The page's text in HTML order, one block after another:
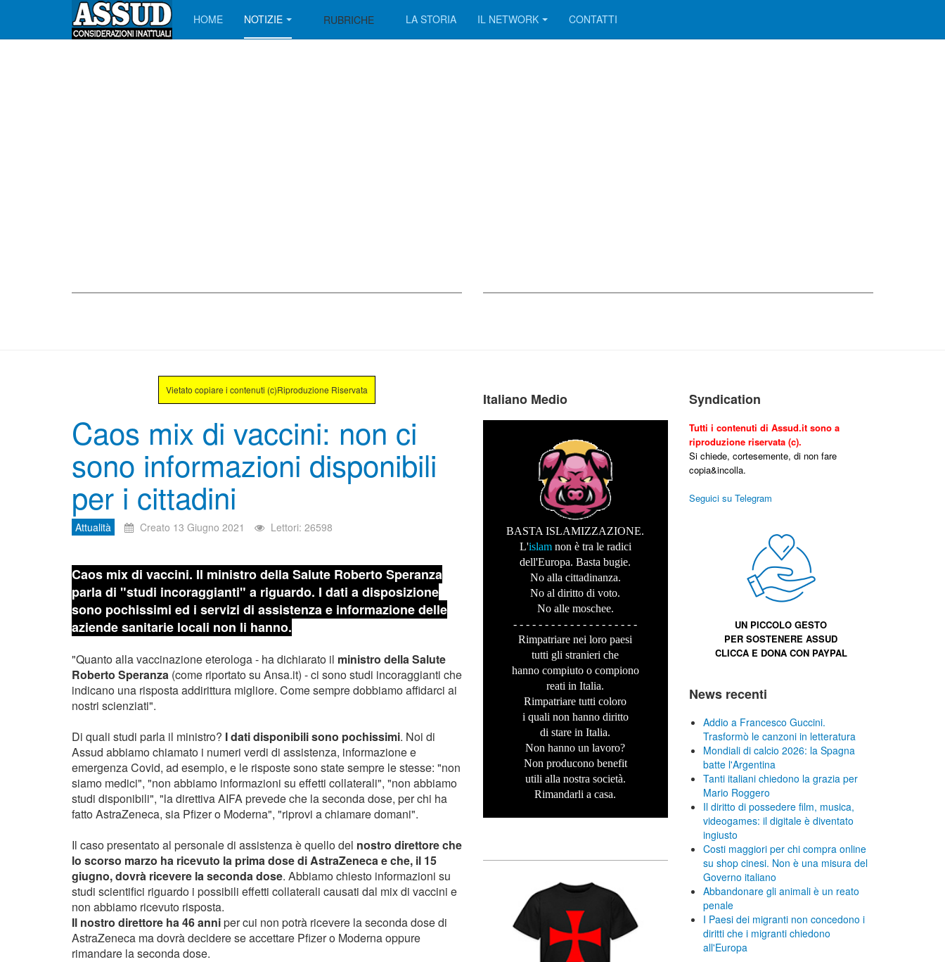
HOME NOTIZIE RUBRICHE LA STORIA IL NETWORK CONTATTI
Vietato copiare i contenuti (c)Riproduzione Riservata
Caos mix di vaccini: non ci
sono informazioni disponibili
per i cittadini
Attualità Creato 13 Giugno 2021 Lettori: 26598
Caos mix di vaccini. Il ministro della Salute Roberto Speranza
parla di "studi incoraggianti" a riguardo. I dati a disposizione
sono pochissimi ed i servizi di assistenza e informazione delle
aziende sanitarie locali non li hanno.
"Quanto alla vaccinazione eterologa - ha dichiarato il ministro della Salute
Roberto Speranza (come riportato su Ansa.it) - ci sono studi incoraggianti che
indicano una risposta addirittura migliore. Come sempre dobbiamo affidarci ai
nostri scienziati".
Di quali studi parla il ministro? I dati disponibili sono pochissimi. Noi di
Assud abbiamo chiamato i numeri verdi di assistenza, informazione e
emergenza Covid, ad esempio, e le risposte sono state sempre le stesse: "non
siamo medici", "non abbiamo informazioni su effetti collaterali", "non abbiamo
studi disponibili", "la direttiva AIFA prevede che la seconda dose, per chi ha
fatto AstraZeneca, sia Pfizer o Moderna", "riprovi a chiamare domani".
Il caso presentato al personale di assistenza è quello del nostro direttore che
lo scorso marzo ha ricevuto la prima dose di AstraZeneca e che, il 15
giugno, dovrà ricevere la seconda dose. Abbiamo chiesto informazioni su
studi scientifici riguardo i possibili effetti collaterali causati dal mix di vaccini e
non abbiamo ricevuto risposta.
Il nostro direttore ha 46 anniper cui non potrà ricevere la seconda dose di
AstraZeneca ma dovrà decidere se accettare Pfizer o Moderna oppure
rimandare la seconda dose.
Italiano Medio
BASTA ISLAMIZZAZIONE.
L'islam non è tra le radici
dell'Europa. Basta bugie.
No alla cittadinanza.
No al diritto di voto.
No alle moschee.
- - - - - - - - - - - - - - - - - - - -
Rimpatriare nei loro paesi
tutti gli stranieri che
hanno compiuto o compiono
reati in Italia.
Rimpatriare tutti coloro
i quali non hanno diritto
di stare in Italia.
Non hanno un lavoro?
Non producono benefit
utili alla nostra società.
Rimandarli a casa.
Syndication
Tutti i contenuti di Assud.it sono a
riproduzione riservata (c).
Si chiede, cortesemente, di non fare
copia&incolla.
Seguici su Telegram
UN PICCOLO GESTO
PER SOSTENEREASSUD
CLICCA E DONA CON PAYPAL
News recenti
Addio a Francesco Guccini.
Trasformò le canzoni in letteratura
Mondiali di calcio 2026: la Spagna
batte l'Argentina
Tanti italiani chiedono la grazia per
Mario Roggero
Il diritto di possedere film, musica,
videogames: il digitale è diventato
ingiusto
Costi maggiori per chi compra online
su shop cinesi. Non è una misura del
Governo italiano
Abbandonare gli animali è un reato
penale
I Paesi dei migranti non concedono i
diritti che i migranti chiedono
all'Europa